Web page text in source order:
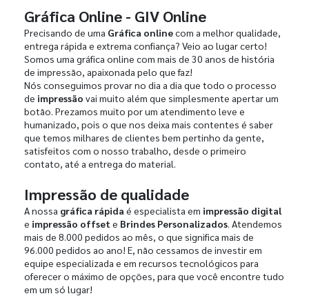
Gráfica Online - GIV Online
Precisando de uma Gráfica onlinecom a melhor qualidade,
entrega rápida e extrema confiança? Veio ao lugar certo!
Somos uma gráfica online com mais de 30 anos de história
de impressão, apaixonada pelo que faz!
Nós conseguimos provar no dia a dia que todo o processo
de impressão vai muito além que simplesmente apertar um
botão. Prezamos muito por um atendimento leve e
humanizado, pois o que nos deixa mais contentes é saber
que temos milhares de clientes bem pertinho da gente,
satisfeitos com o nosso trabalho, desde o primeiro
contato, até a entrega do material.
Impressão de qualidade
A nossa gráfica rápida é especialista em impressão digital
e impressão offset e Brindes Personalizados. Atendemos
mais de 8.000 pedidos ao mês, o que significa mais de
96.000 pedidos ao ano! E, não cessamos de investir em
equipe especializada e em recursos tecnológicos para
oferecer o máximo de opções, para que você encontre tudo
em um só lugar!